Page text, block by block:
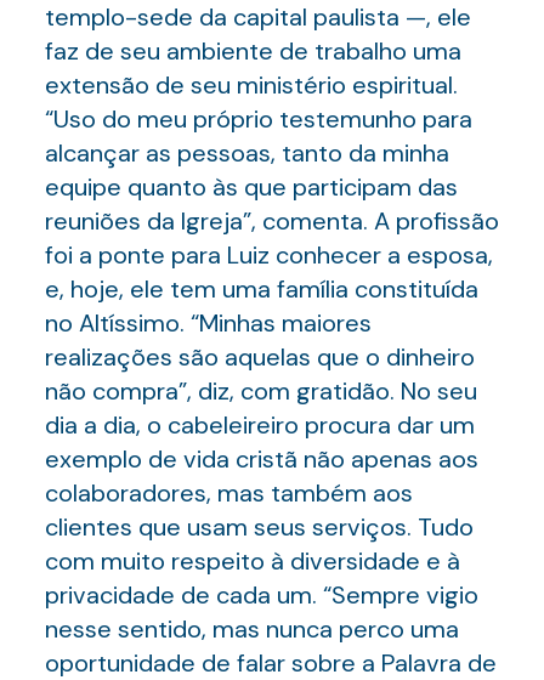
templo-sede da capital paulista —, ele
faz de seu ambiente de trabalho uma
extensão de seu ministério espiritual.
“Uso do meu próprio testemunho para
alcançar as pessoas, tanto da minha
equipe quanto às que participam das
reuniões da Igreja”, comenta. A profissão
foi a ponte para Luiz conhecer a esposa,
e, hoje, ele tem uma família constituída
no Altíssimo. “Minhas maiores
realizações são aquelas que o dinheiro
não compra”, diz, com gratidão. No seu
dia a dia, o cabeleireiro procura dar um
exemplo de vida cristã não apenas aos
colaboradores, mas também aos
clientes que usam seus serviços. Tudo
com muito respeito à diversidade e à
privacidade de cada um. “Sempre vigio
nesse sentido, mas nunca perco uma
oportunidade de falar sobre a Palavra de